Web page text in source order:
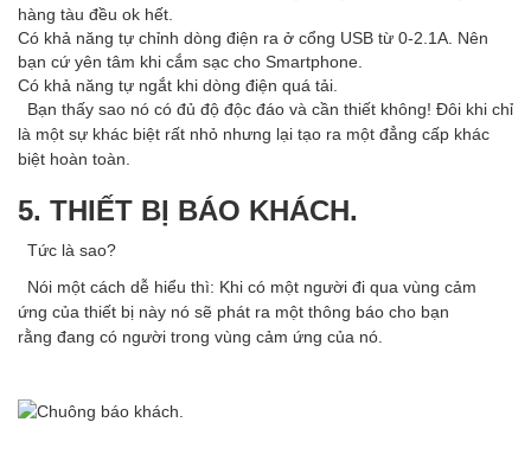
hàng tàu đều ok hết.
Có khả năng tự chỉnh dòng điện ra ở cổng USB từ 0-2.1A. Nên
bạn cứ yên tâm khi cắm sạc cho Smartphone.
Có khả năng tự ngắt khi dòng điện quá tải.
Bạn thấy sao nó có đủ độ độc đáo và cần thiết không! Đôi khi chỉ
là một sự khác biệt rất nhỏ nhưng lại tạo ra một đẳng cấp khác
biệt hoàn toàn.
5. THIẾT BỊ BÁO KHÁCH.
Tức là sao?
Nói một cách dễ hiểu thì: Khi có một người đi qua vùng cảm
ứng của thiết bị này nó sẽ phát ra một thông báo cho bạn
rằng đang có người trong vùng cảm ứng của nó.